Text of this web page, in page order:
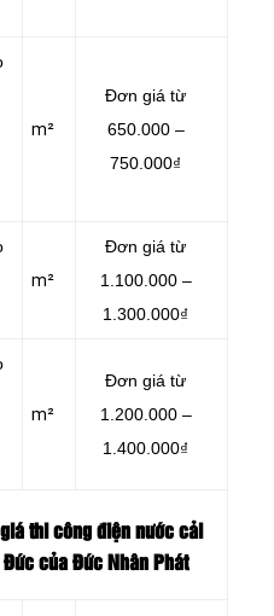
m²
Đơn giá từ
650.000 –
750.000₫
m²
Đơn giá từ
1.100.000 –
1.300.000₫
m²
Đơn giá từ
1.200.000 –
1.400.000₫
thi công điện nước cải
của Đức Nhân Phát